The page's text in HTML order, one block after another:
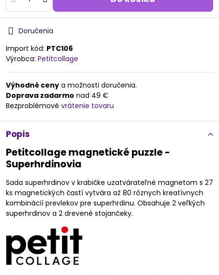
Doručenia
Import kód: PTC106
Výrobca: Petitcollage
Výhodné ceny a možnosti doručenia.
Doprava zadarmo nad 49 €
Bezproblémové vrátenie tovaru
Popis
Petitcollage magnetické puzzle -
Superhrdinovia
Sada superhrdinov v krabičke uzatvárateľné magnetom s 27
ks magnetických častí vytvára až 80 rôznych kreatívnych
kombinácií prevlekov pre superhrdinu. Obsahuje 2 veľkých
superhrdinov a 2 drevené stojančeky.